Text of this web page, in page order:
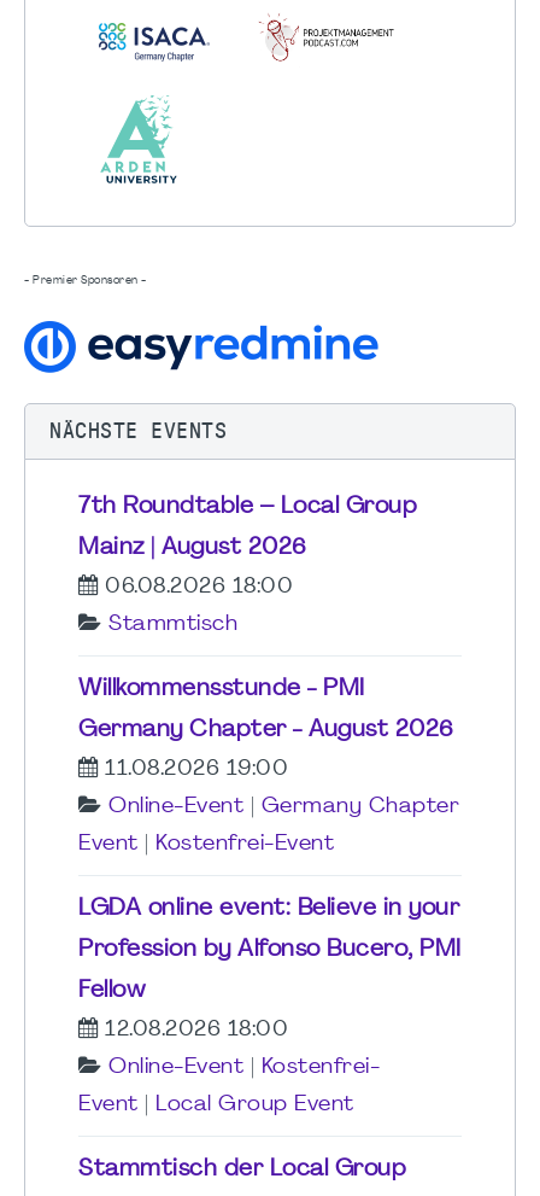
- Premier Sponsoren -
NÄCHSTE EVENTS
7th Roundtable – Local Group
Mainz | August 2026
06.08.2026 18:00
Stammtisch
Willkommensstunde - PMI
Germany Chapter - August 2026
11.08.2026 19:00
Online-Event
Germany Chapter
Event
Kostenfrei-Event
LGDA online event: Believe in your
Profession by Alfonso Bucero, PMI
Fellow
12.08.2026 18:00
Online-Event
Kostenfrei-
Event
Local Group Event
Stammtisch der Local Group